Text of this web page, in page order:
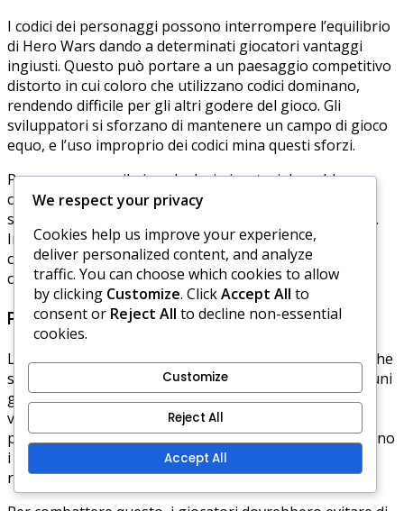
I codici dei personaggi possono interrompere l’equilibrio
di Hero Wars dando a determinati giocatori vantaggi
ingiusti. Questo può portare a un paesaggio competitivo
distorto in cui coloro che utilizzano codici dominano,
rendendo difficile per gli altri godere del gioco. Gli
sviluppatori si sforzano di mantenere un campo di gioco
equo, e l’uso improprio dei codici mina questi sforzi.
Per promuovere il gioco leale, i giocatori dovrebbero
concentrarsi sullo sviluppo delle proprie abilità e
strategie piuttosto che fare affidamento su scorciatoie.
Impegnarsi con il gioco come previsto favorisce una
comunità più sana e migliora l’esperienza di gioco
complessiva per tutti.
Pratiche sfruttatrici
L’uso dei codici dei personaggi può incoraggiare pratiche
sfruttatrici all’interno della comunità di Hero Wars. Alcuni
giocatori possono ricorrere all’acquisto di codici da
venditori di terze parti, il che può portare a truffe e
perdita di denaro. Queste pratiche non solo danneggiano
i singoli giocatori, ma possono anche danneggiare la
reputazione del gioco.
We respect your privacy
Cookies help us improve your experience,
deliver personalized content, and analyze
traffic. You can choose which cookies to allow
by clicking Customize. ClickAccept All to
consent or Reject All to decline non-essential
cookies.
Customize
Reject All
Accept All